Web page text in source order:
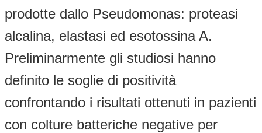
prodotte dallo Pseudomonas: proteasi
alcalina, elastasi ed esotossina A.
Preliminarmente gli studiosi hanno
definito le soglie di positività
confrontando i risultati ottenuti in pazienti
con colture batteriche negative per